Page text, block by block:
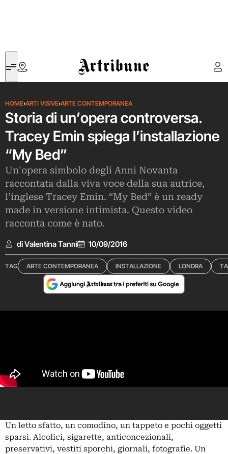
Artribune
HOME›ARTI VISIVE›ARTE CONTEMPORANEA
Storia di un’opera controversa.
Tracey Emin spiega l’installazione
“My Bed”
Un'opera simbolo degli Anni Novanta
raccontata dalla viva voce della sua autrice,
l'inglese Tracey Emin. “My Bed” è un ready
made in versione intimista. Questo video
racconta come è nato.
di Valentina Tanni 10/09/2016
TAG ARTE CONTEMPORANEA INSTALLAZIONE LONDRA
Un letto sfatto, un comodino, un tappeto e pochi oggetti
sparsi. Alcolici, sigarette, anticoncezionali,
preservativi, vestiti sporchi, giornali, fotografie. Un